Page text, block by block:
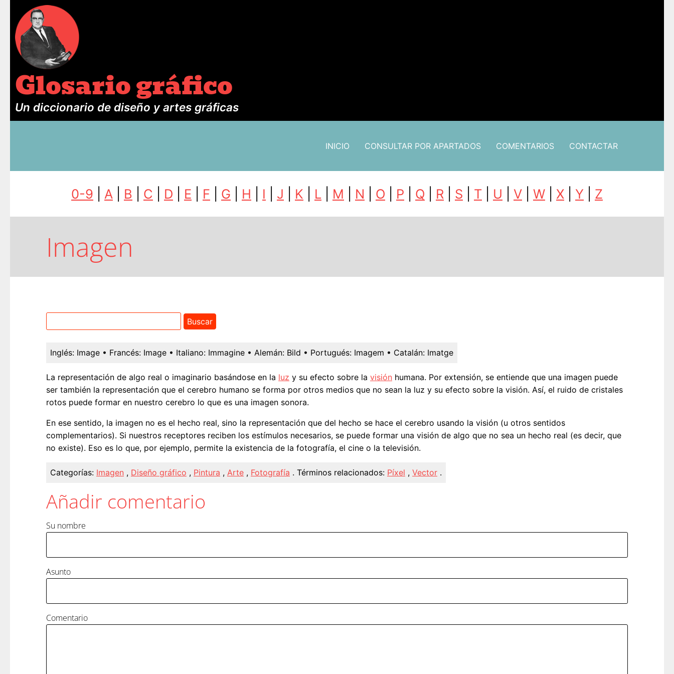
Glosario gráfico
Un diccionario de diseño y artes gráficas
INICIO CONSULTAR POR APARTADOS COMENTARIOS CONTACTAR
0-9 A B C D E F G H I J K L M N O P Q R S T U V W X Y Z
Imagen
Inglés: Image • Francés: Image • Italiano: Immagine • Alemán: Bild • Portugués: Imagem • Catalán: Imatge
La representación de algo real o imaginario basándose en la luz y su efecto sobre la visión humana. Por extensión, se entiende que una imagen puede
ser también la representación que el cerebro humano se forma por otros medios que no sean la luz y su efecto sobre la visión. Así, el ruido de cristales
rotos puede formar en nuestro cerebro lo que es una imagen sonora.
En ese sentido, la imagen no es el hecho real, sino la representación que del hecho se hace el cerebro usando la visión (u otros sentidos
complementarios). Si nuestros receptores reciben los estímulos necesarios, se puede formar una visión de algo que no sea un hecho real (es decir, que
no existe). Eso es lo que, por ejemplo, permite la existencia de la fotografía, el cine o la televisión.
Categorías: Imagen , Diseño gráfico , Pintura , Arte , Fotografía . Términos relacionados: Píxel , Vector .
Añadir comentario
Su nombre
Asunto
Comentario